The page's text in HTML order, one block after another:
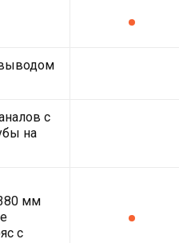
с
на
мм
с